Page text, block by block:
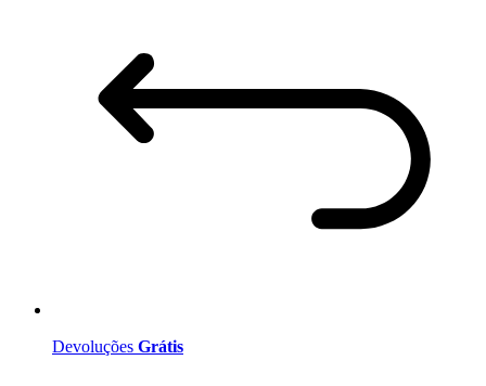
Devoluções Grátis